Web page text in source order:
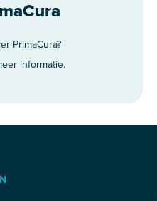
PrimaCura?
informatie.